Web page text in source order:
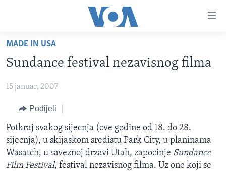
glavni
sadržaj
na
navigaciju
Idi
na
pretragu
TV PROGRAM
FOTOGRAFIJE DANA
VIJESTI
SJEDINJENE AMERIČKE DRŽAVE
BOSNA I HERCEGOVINA
SVIJET
NAUKA I TEHNOLOGIJA
SPECIJALNI PROJEKTI
KORUPCIJA
MADE IN USA
Sundance festival nezavisnog filma
15 januar, 2007
Podijeli
Potkraj svakog sijecnja (ove godine od 18. do 28.
sijecnja), u skijaskom sredistu Park City, u planinama
Wasatch, u saveznoj drzavi Utah, zapocinje Sundance
Film Festival, festival nezavisnog filma. Uz one koji se